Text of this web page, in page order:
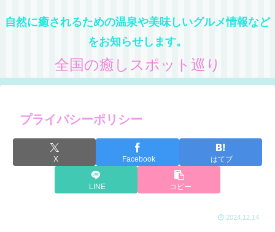
自然に癒されるための温泉や美味しいグルメ情報など
をお知らせします。
全国の癒しスポット巡り
プライバシーポリシー
X Facebook はてブ
LINE コピー
2024.12.14